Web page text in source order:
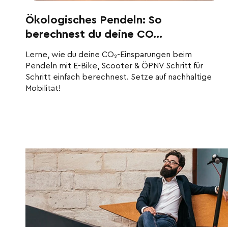
Ökologisches Pendeln: So
berechnest du deine CO...
Lerne, wie du deine CO₂-Einsparungen beim
Pendeln mit E-Bike, Scooter & ÖPNV Schritt für
Schritt einfach berechnest. Setze auf nachhaltige
Mobilität!